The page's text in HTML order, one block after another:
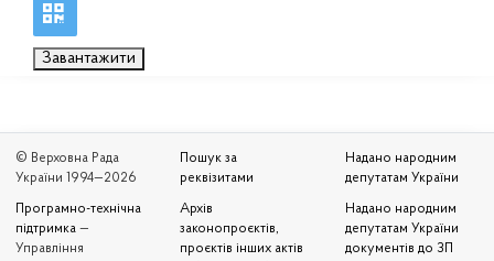
Завантажити
© Верховна Рада
України 1994—2026
Програмно-технічна
підтримка —
Управління
Пошук за
реквізитами
Архів
законопроєктів,
проєктів інших актів
Надано народним
депутатам України
Надано народним
депутатам України
документів до ЗП